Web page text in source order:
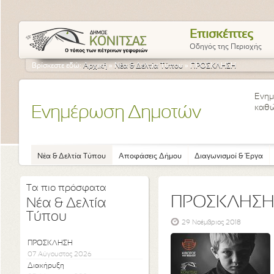
Επισκέπτες
Οδηγός της Περιοχής
Βρίσκεστε εδώ:Αρχική » Νέα & Δελτία Τύπου » ΠΡΟΣΚΛΗΣΗ
Ενημέρωση Δημοτών
Νέα & Δελτία Τύπου Αποφάσεις Δήμου Διαγωνισμοί & Έργα
Τα πιο πρόσφατα
Νέα & Δελτία
Τύπου
ΠΡΟΣΚΛΗΣΗ
07 Αύγουστος 2026
Διακήρυξη
ΠΡΟΣΚΛΗΣΗ
29 Νοέμβριος 2018